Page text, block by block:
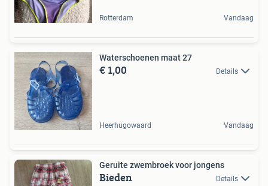
Rotterdam Vandaag
Waterschoenen maat 27
€ 1,00 Details
Heerhugowaard Vandaag
Geruite zwembroek voor jongens
Bieden Details